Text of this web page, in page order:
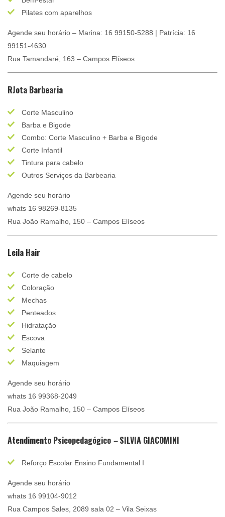
Pilates com aparelhos
Agende seu horário – Marina: 16 99150-5288 | Patrícia: 16
99151-4630
Rua Tamandaré, 163 – Campos Elíseos
RJota Barbearia
Corte Masculino
Barba e Bigode
Combo: Corte Masculino + Barba e Bigode
Corte Infantil
Tintura para cabelo
Outros Serviços da Barbearia
Agende seu horário
whats 16 98269-8135
Rua João Ramalho, 150 – Campos Elíseos
Leila Hair
Corte de cabelo
Coloração
Mechas
Penteados
Hidratação
Escova
Selante
Maquiagem
Agende seu horário
whats 16 99368-2049
Rua João Ramalho, 150 – Campos Elíseos
Atendimento Psicopedagógico –SILVIA GIACOMINI
Reforço Escolar Ensino Fundamental I
Agende seu horário
whats 16 99104-9012
Rua Campos Sales, 2089 sala 02 – Vila Seixas